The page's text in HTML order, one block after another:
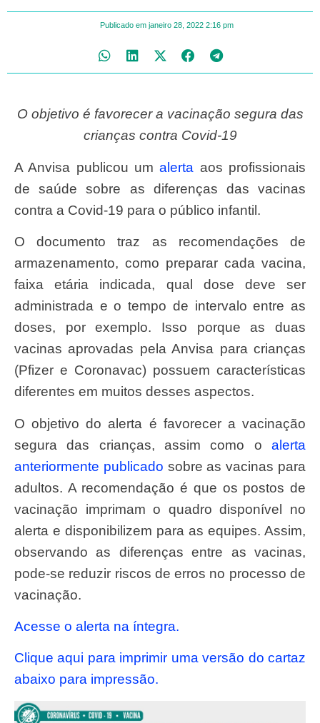
Publicado em janeiro 28, 2022 2:16 pm
O objetivo é favorecer a vacinação segura das
crianças contra Covid-19
A Anvisa publicou umalerta aos profissionais
de saúde sobre as diferenças das vacinas
contra a Covid-19 para o público infantil.
O documento traz as recomendações de
armazenamento, como preparar cada vacina,
faixa etária indicada, qual dose deve ser
administrada e o tempo de intervalo entre as
doses, por exemplo. Isso porque as duas
vacinas aprovadas pela Anvisa para crianças
(Pfizer e Coronavac) possuem características
diferentes em muitos desses aspectos.
O objetivo do alerta é favorecer a vacinação
segura das crianças, assim como o alerta
anteriormente publicado sobre as vacinas para
adultos. A recomendação é que os postos de
vacinação imprimam o quadro disponível no
alerta e disponibilizem para as equipes. Assim,
observando as diferenças entre as vacinas,
pode-se reduzir riscos de erros no processo de
vacinação.
Acesse o alerta na íntegra.
Clique aqui para imprimir uma versão do cartaz
abaixo para impressão.